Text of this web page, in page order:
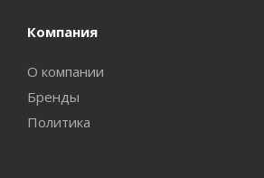
Компания
О компании
Бренды
Политика